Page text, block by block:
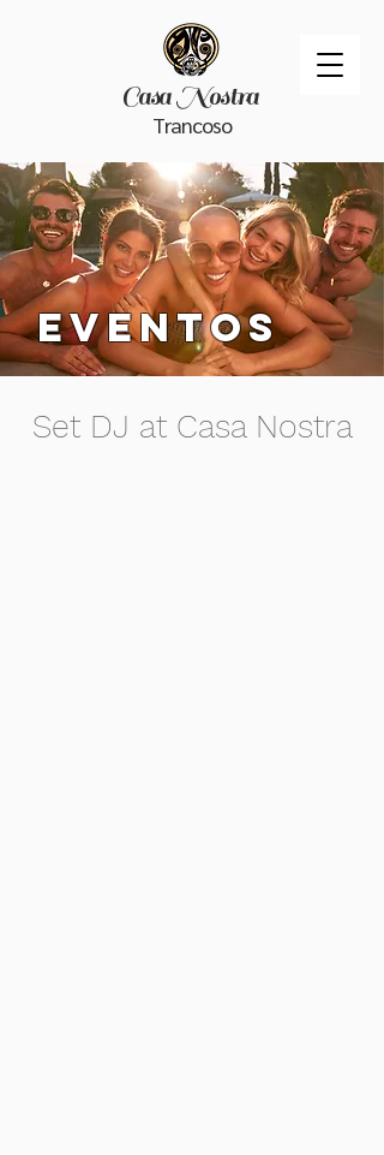
Casa Nostra
Trancoso
EVENtoS
Set DJ at Casa Nostra